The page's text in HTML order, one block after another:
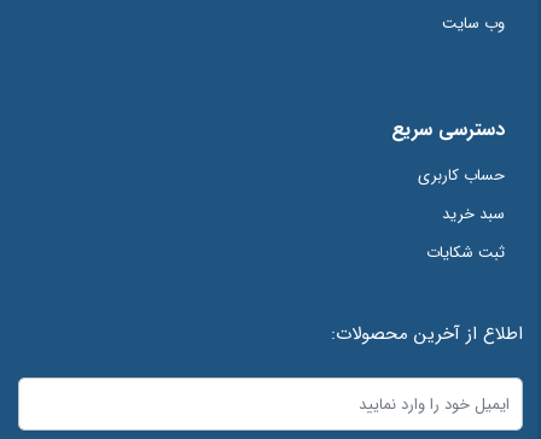
وب سایت
دسترسی سریع
حساب کاربری
سبد خرید
ثبت شکایات
اطلاع از آخرین محصولات: